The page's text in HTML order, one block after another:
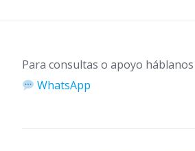
Para consultas o apoyo
WhatsApp